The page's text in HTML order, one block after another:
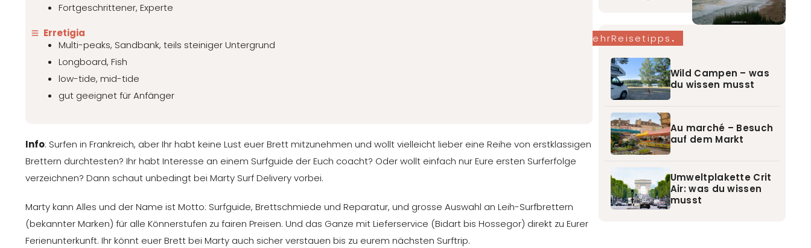
Fortgeschrittener, Experte
Erretigia
Multi-peaks, Sandbank, teils steiniger Untergrund
Longboard, Fish
low-tide, mid-tide
gut geeignet für Anfänger
Info: Surfen in Frankreich, aber Ihr habt keine Lust euer Brett mitzunehmen und wollt vielleicht lieber eine Reihe von erstklassigen
Brettern durchtesten? Ihr habt Interesse an einem Surfguide der Euch coacht? Oder wollt einfach nur Eure ersten Surferfolge
verzeichnen? Dann schaut unbedingt bei Marty Surf Delivery vorbei.
Marty kann Alles und der Name ist Motto: Surfguide, Brettschmiede und Reparatur, und grosse Auswahl an Leih-Surfbrettern
(bekannter Marken) für alle Könnerstufen zu fairen Preisen. Und das Ganze mit Lieferservice (Bidart bis Hossegor) direkt zu Eurer
Ferienunterkunft. Ihr könnt euer Brett bei Marty auch sicher verstauen bis zu eurem nächsten Surftrip.
mehrReisetipps .
Wild Campen – was
du wissen musst
Au marché – Besuch
auf dem Markt
Umweltplakette Crit
Air: was du wissen
musst